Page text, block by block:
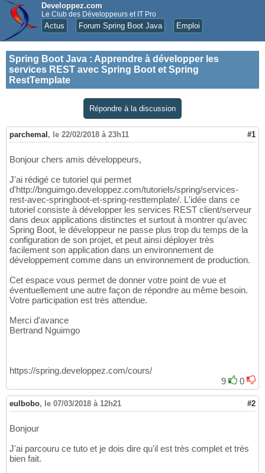
Developpez.com
Le Club des Développeurs et IT Pro
Actus Forum Spring Boot Java Emploi
Spring Boot Java : Apprendre à développer les
services REST avec Spring Boot et Spring
RestTemplate
Répondre à la discussion
parchemal , le 22/02/2018 à 23h11 #1
Bonjour chers amis développeurs,
J'ai rédigé ce tutoriel qui permet
d'http://bnguimgo.developpez.com/tutoriels/spring/services-
rest-avec-springboot-et-spring-resttemplate/. L'idée dans ce
tutoriel consiste à développer les services REST client/serveur
dans deux applications distinctes et surtout à montrer qu'avec
Spring Boot, le développeur ne passe plus trop du temps de la
configuration de son projet, et peut ainsi déployer très
facilement son application dans un environnement de
développement comme dans un environnement de production.
Cet espace vous permet de donner votre point de vue et
éventuellement une autre façon de répondre au même besoin.
Votre participation est très attendue.
Merci d'avance
Bertrand Nguimgo
https://spring.developpez.com/cours/
9
0
eulbobo, le 07/03/2018 à 12h21 #2
Bonjour
J'ai parcouru ce tuto et je dois dire qu'il est très complet et très
bien fait.